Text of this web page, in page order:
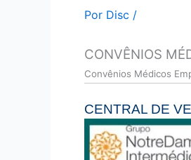
Por Disc /
CONVÊNIOS
Convênios Médicos
CENTRAL DE